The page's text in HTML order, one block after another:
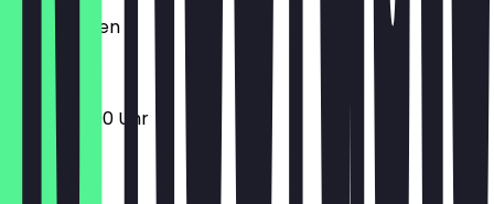
Geschlossen
12:00 - 22:00 Uhr